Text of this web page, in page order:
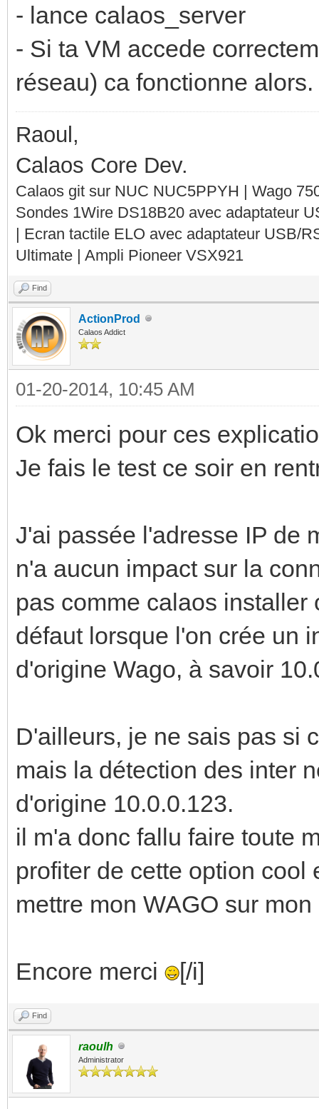
- lance calaos_server
- Si ta VM accede
réseau) ca fonctionne alors.
Raoul,
Calaos Core Dev.
Calaos git sur NUC NUC5PPYH | Wago
Sondes 1Wire DS18B20 avec adaptateur
| Ecran tactile ELO avec adaptateur USB/
Ultimate | Ampli Pioneer VSX921
Find
ActionProd
Calaos Addict
01-20-2014, 10:45 AM
Ok merci pour ces
Je fais le test ce soir en
J'ai passée l'adresse IP de
n'a aucun impact sur la
pas comme calaos
défaut lorsque l'on crée un
d'origine Wago, à savoir
D'ailleurs, je ne sais pas si
mais la détection des inter
d'origine 10.0.0.123.
il m'a donc fallu faire toute
profiter de cette option cool
mettre mon WAGO sur
Encore merci [/i]
Find
raoulh
Administrator